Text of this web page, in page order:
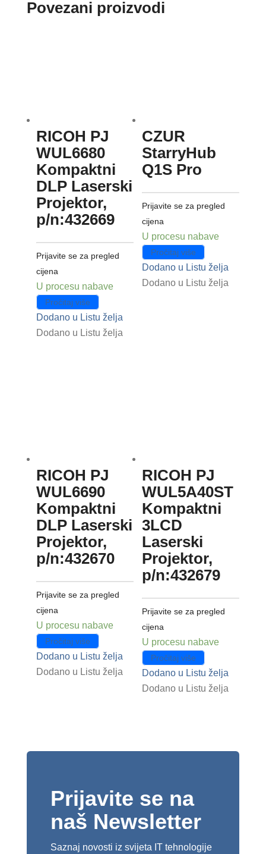
Povezani proizvodi
RICOH PJ
WUL6680
Kompaktni
DLP Laserski
Projektor,
p/n:432669
Prijavite se za pregled
cijena
U procesu nabave
Pročitaj više
Dodano u Listu želja
Dodano u Listu želja
CZUR
StarryHub
Q1S Pro
Prijavite se za pregled
cijena
U procesu nabave
Pročitaj više
Dodano u Listu želja
Dodano u Listu želja
RICOH PJ
WUL6690
Kompaktni
DLP Laserski
Projektor,
p/n:432670
Prijavite se za pregled
cijena
U procesu nabave
Pročitaj više
Dodano u Listu želja
Dodano u Listu želja
RICOH PJ
WUL5A40ST
Kompaktni
3LCD
Laserski
Projektor,
p/n:432679
Prijavite se za pregled
cijena
U procesu nabave
Pročitaj više
Dodano u Listu želja
Dodano u Listu želja
Prijavite se na
naš Newsletter
Saznaj novosti iz svijeta IT tehnologije